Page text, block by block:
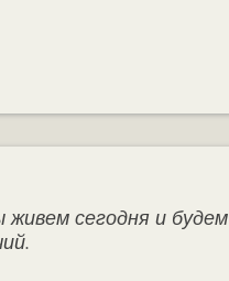
сегодня и будем